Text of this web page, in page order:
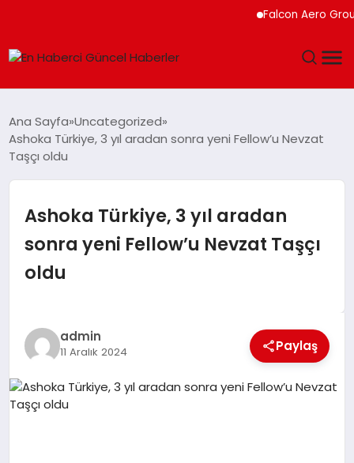
Falcon Aero Group,
SPOR
MAGAZIN
EKONOMI
EĞITIM
Ana Sayfa Uncategorized
Ashoka Türkiye, 3 yıl aradan sonra yeni Fellow’u Nevzat
Taşçı oldu
Ashoka Türkiye, 3 yıl aradan
sonra yeni Fellow’u Nevzat Taşçı
oldu
admin
11 Aralık 2024 Paylaş